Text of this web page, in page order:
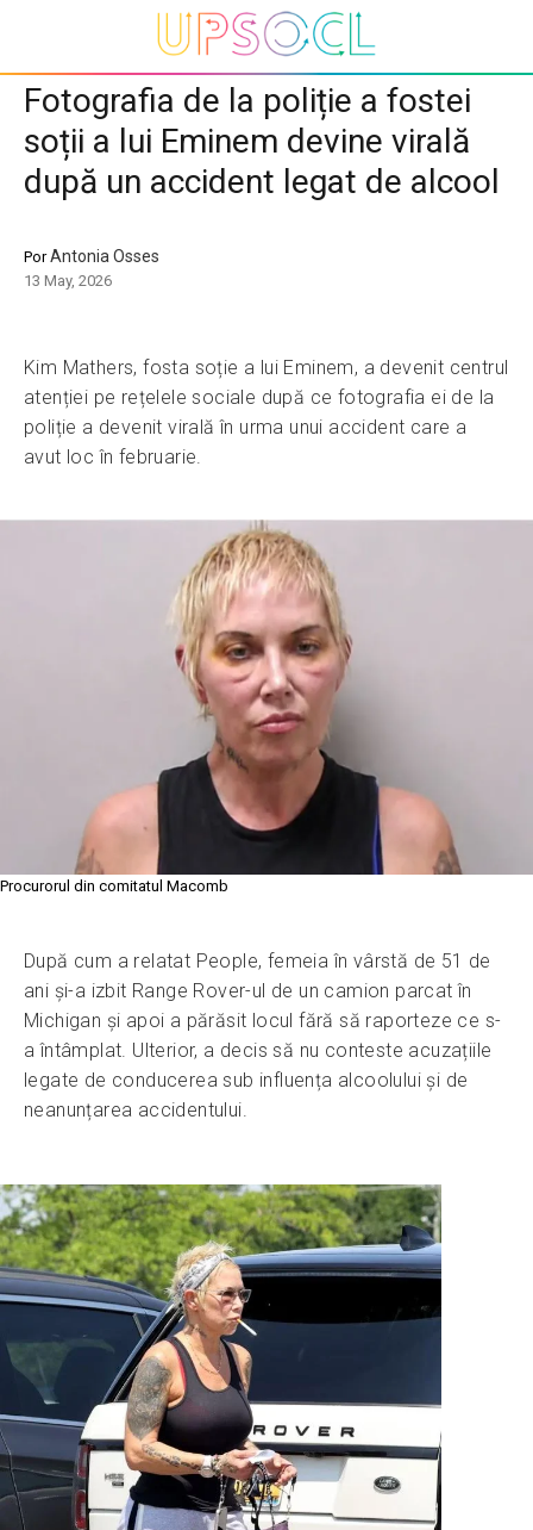
Fotografia de la poliție a fostei
soții a lui Eminem devine virală
după un accident legat de alcool
PorAntonia Osses
13 May, 2026
Kim Mathers, fosta soție a lui Eminem, a devenit centrul
atenției pe rețelele sociale după ce fotografia ei de la
poliție a devenit virală în urma unui accident care a
avut loc în februarie.
Procurorul din comitatul Macomb
După cum a relatat People, femeia în vârstă de 51 de
ani și-a izbit Range Rover-ul de un camion parcat în
Michigan și apoi a părăsit locul fără să raporteze ce s-
a întâmplat. Ulterior, a decis să nu conteste acuzațiile
legate de conducerea sub influența alcoolului și de
neanunțarea accidentului.